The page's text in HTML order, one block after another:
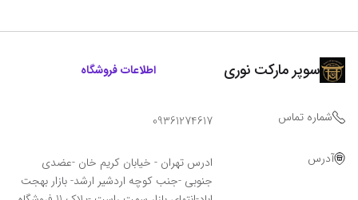
سوپر مارکت نوری اطلاعات فروشگاه
شماره تماس 09361274617
آدرس
ادرس تهران - خیابان کریم خان -عضدی
جنوبی -جنب کوچه اردشیر ارشد- بازار بهجت